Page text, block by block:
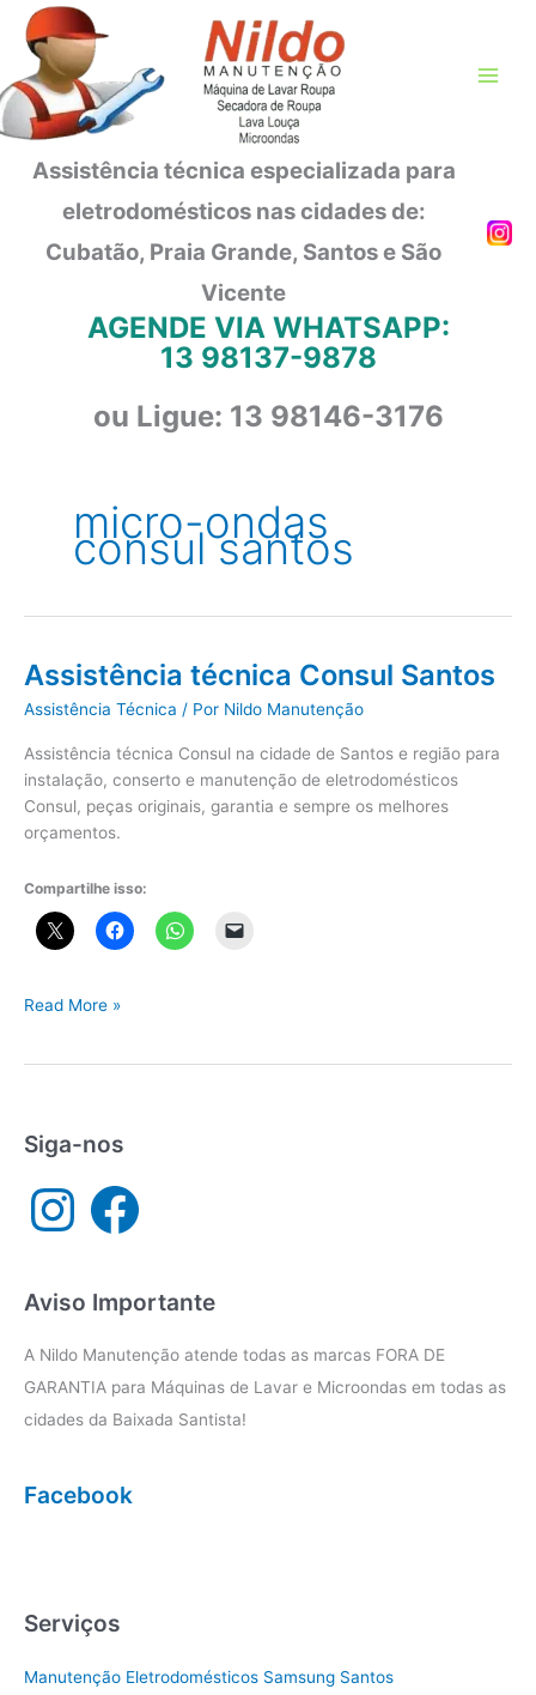
para
conteúdo
Assistência técnica especializada para
eletrodomésticos nas cidades de:
Cubatão, Praia Grande, Santos e São
Vicente
AGENDE VIA WHATSAPP:
13 98137-9878
ou Ligue: 13 98146-3176
micro-ondas
consul santos
Assistência técnica Consul Santos
Assistência Técnica / Por Nildo Manutenção
Assistência técnica Consul na cidade de Santos e região para
instalação, conserto e manutenção de eletrodomésticos
Consul, peças originais, garantia e sempre os melhores
orçamentos.
Compartilhe isso:
Assistência
Read More »
Siga-nos
n
a
m
a
c
Aviso Importante
A Nildo Manutenção atende todas as marcas FORA DE
GARANTIA para Máquinas de Lavar e Microondas em todas as
cidades da Baixada Santista!
Facebook
Serviços
Manutenção Eletrodomésticos Samsung Santos